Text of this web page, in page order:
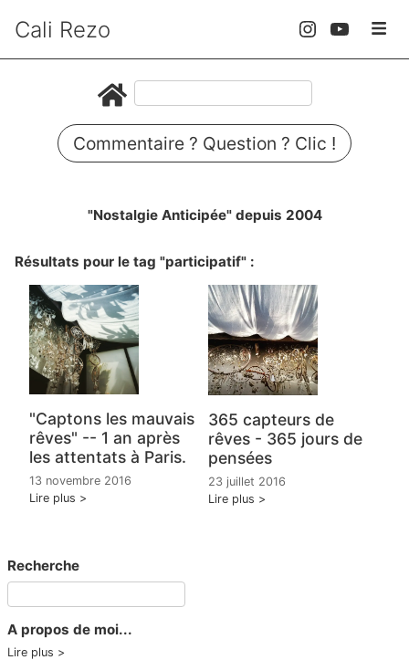
Cali Rezo
Commentaire ? Question ? Clic !
"Nostalgie Anticipée" depuis 2004
Résultats pour le tag "participatif" :
"Captons les mauvais
rêves" -- 1 an après
les attentats à Paris.
13 novembre 2016
Lire plus
365 capteurs de
rêves - 365 jours de
pensées
23 juillet 2016
Lire plus
Recherche
A propos de moi...
Lire plus